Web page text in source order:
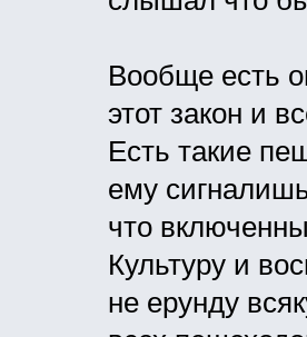
Вообще есть
этот закон и
Есть такие
ему
что
Культуру и
не ерунду